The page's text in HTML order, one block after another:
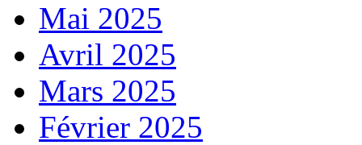
Mai 2025
Avril 2025
Mars 2025
Février 2025